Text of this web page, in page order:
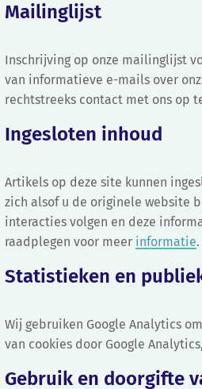
Mailinglijst
Inschrijving op onze mailinglijst
van informatieve e-mails over
rechtstreeks contact met ons op
Ingesloten inhoud
Artikels op deze site kunnen
zich alsof u de originele website
interacties volgen en deze
raadplegen voor meer informatie.
Statistieken en
Wij gebruiken Google Analytics
van cookies door Google
Gebruik en doorgifte